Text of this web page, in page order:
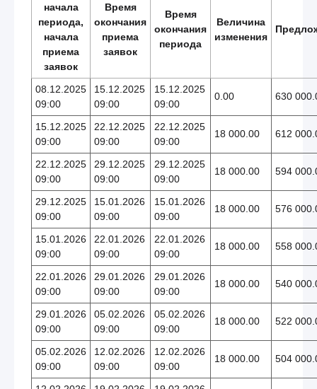
начала
периода,
начала
приема
заявок
Время
окончания
приема
заявок
Время
окончания
периода
Величина
изменения
08.12.2025
09:00
15.12.2025
09:00
15.12.2025
09:00
0.00 630
15.12.2025
09:00
22.12.2025
09:00
22.12.2025
09:00
18 000.00 612
22.12.2025
09:00
29.12.2025
09:00
29.12.2025
09:00
18 000.00 594
29.12.2025
09:00
15.01.2026
09:00
15.01.2026
09:00
18 000.00 576
15.01.2026
09:00
22.01.2026
09:00
22.01.2026
09:00
18 000.00 558
22.01.2026
09:00
29.01.2026
09:00
29.01.2026
09:00
18 000.00 540
29.01.2026
09:00
05.02.2026
09:00
05.02.2026
09:00
18 000.00 522
05.02.2026
09:00
12.02.2026
09:00
12.02.2026
09:00
18 000.00 504